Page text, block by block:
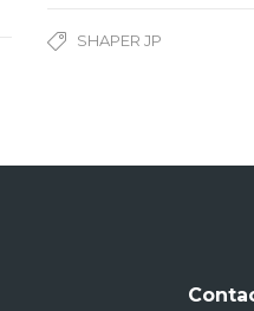
SHAPER JP